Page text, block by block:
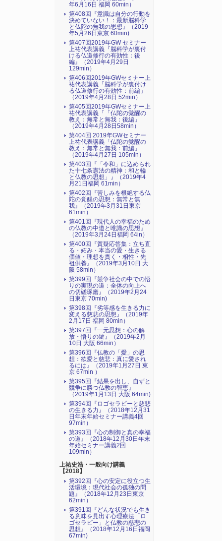
年6月16日 福岡 60min）
第408回『意識は自分の行動を
決めていない！：最新脳科学
と仏陀の無我の思想』（2019
年5月26日東京 60min)
第407回2019年GW セミナー
上祐代表講義『脳科学が裏付
ける仏道修行の有効性：後
編』（2019年4月29日
129min）
第406回2019年GWセミナー上
祐代表講義「脳科学が裏付け
る仏道修行の有効性：前編」
（2019年4月28日 52min）
第405回2019年GWセミナー上
祐代表講義「「仏陀の覚醒の
教え：無常と無我：後編」
（2019年4月28日58min）
第404回 2019年GWセミナー
上祐代表講義「仏陀の覚醒の
教え：無常と無我：前編」
（2019年4月27日 105min）
第403回『「令和」に込められ
た十七条憲法の精神：和と輪
と仏教の思想」』（2019年4
月21日福岡 61min）
第402回『苦しみを根絶する仏
陀の覚醒の思想：無常と無
我』（2019年3月31日東京
61min）
第401回『現代人の幸福のため
の仏教の中道と唯識の思想』
（2019年3月24日福岡 64in）
第400回『質疑応答集：立ち直
る・妬み・本当の愛・生きる
価値・理想を貫く・相性・先
祖供養』（2019年3月10日 大
阪 58min）
第399回『競争社会の中での悟
りの実現の道：全体の向上へ
の切磋琢磨』（2019年2月24
日東京 70min)
第398回『劣等感を生きる力に
変える慈悲の思想』（2019年
2月17日 福岡 80min）
第397回『一元思想：心の解
放・悟りの鍵』（2019年2月
10日 大阪 66min）
第396回『仏教の「愛」の思
想：欲愛と慈悲：真に愛され
るには』（2019年1月27日 東
京 67min ）
第395回『結果を出し、自ずと
競争に勝つ仏教の智恵』
（2019年1月13日 大阪 64min)
第394回『ロゴセラピーと慈悲
の生きる力』（2018年12月31
日年末年始セミナー講義4回
97min）
第393回『心の制御と真の幸福
の道』（2018年12月30日年末
年始セミナー講義2回
109min）
上祐史浩・一般向け講義
【2018】
第392回『心の安定に役立つ生
活環境：現代社会の孤独の問
題』（2018年12月23日東京
62min）
第391回『どんな状況でも生き
る意味を見出す心理療法「ロ
ゴセラピー」と仏教の慈悲の
思想』（2018年12月16日福岡
67min)